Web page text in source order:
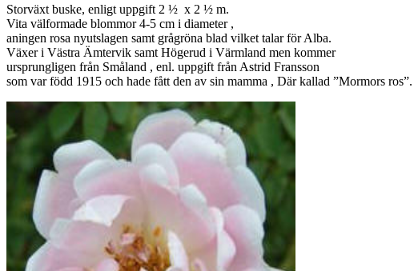
Storväxt buske, enligt uppgift 2 ½ x 2 ½ m.
Vita välformade blommor 4-5 cm i diameter ,
aningen rosa nyutslagen samt grågröna blad vilket talar för Alba.
Växer i Västra Ämtervik samt Högerud i Värmland men kommer
ursprungligen från Småland , enl. uppgift från Astrid Fransson
som var född 1915 och hade fått den av sin mamma , Där kallad ”Mormors ros”.